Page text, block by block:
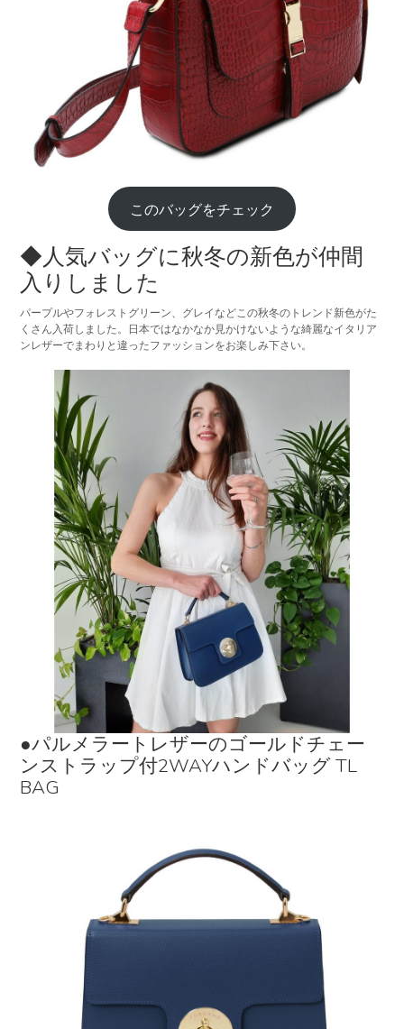
このバッグをチェック
◆人気バッグに秋冬の新色が仲間
入りしました
パープルやフォレストグリーン、グレイなどこの秋冬のトレンド新色がた
くさん入荷しました。日本ではなかなか見かけないような綺麗なイタリア
ンレザーでまわりと違ったファッションをお楽しみ下さい。
●パルメラートレザーのゴールドチェー
ンストラップ付2WAYハンドバッグ TL
BAG